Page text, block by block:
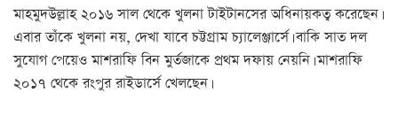
মাহমুদউল্লাহ ২০১৬ সাল থেকে খুলনা টাইটানসের অধিনায়কত্ব করেছেন।
এবার তাঁকে খুলনা নয়, দেখা যাবে চট্টগ্রাম চ্যালেঞ্জার্সে। বাকি সাত দল
সুযোগ পেয়েও মাশরাফি বিন মুর্তজাকে প্রথম দফায় নেয়নি। মাশরাফি
২০১৭ থেকে রংপুর রাইডার্সে খেলছেন।